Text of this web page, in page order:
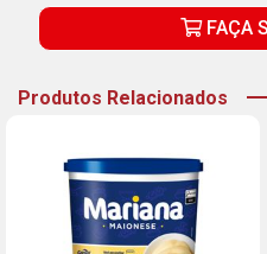
FAÇA
Produtos Relacionados